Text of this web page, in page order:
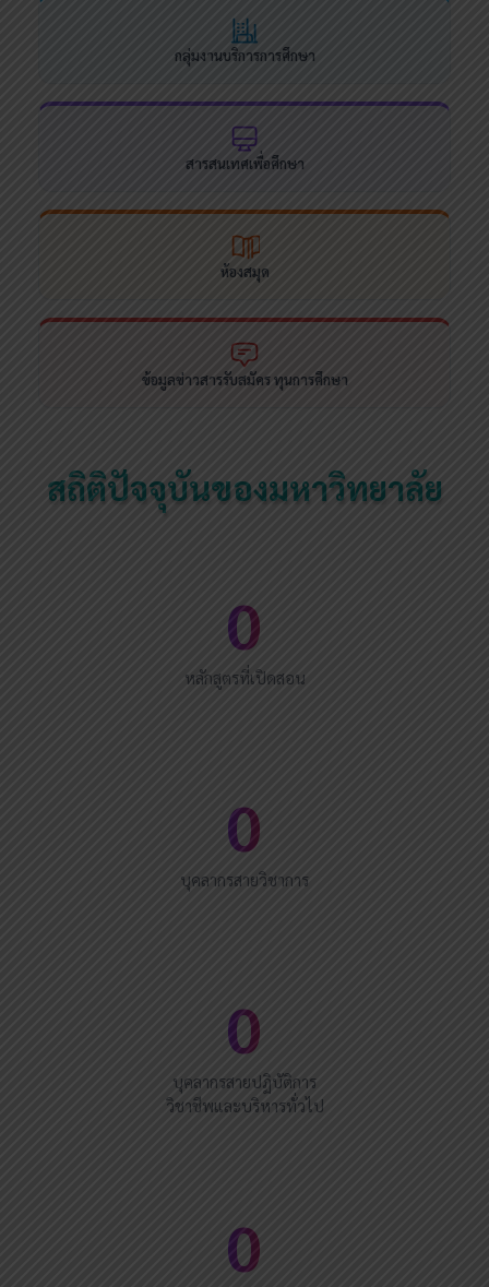
กลุ่มงานบริการการศึกษา
สารสนเทศเพื่อศึกษา
ห้องสมุด
ข้อมูลข่าวสารรับสมัคร ทุนการศึกษา
สถิติปัจจุบันของมหาวิทยาลัย
0
หลักสูตรที่เปิดสอน
0
บุคลากรสายวิชาการ
0
บุคลากรสายปฏิบัติการ
วิชาชีพและบริหารทั่วไป
0